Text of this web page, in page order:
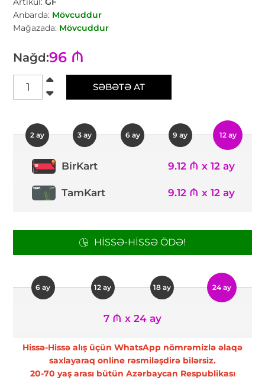
Anbarda: Mövcuddur
Mağazada: Mövcuddur
Nağd:96 ₼
SƏBƏTƏ AT
2 ay 3 ay 6 ay 9 ay 12 ay
BirKart 9.12 ₼ x 12 ay
TamKart 9.12 ₼ x 12 ay
HISSƏ-HISSƏ ÖDƏ!
6 ay 12 ay 18 ay 24 ay
7 ₼ x 24 ay
Hissə-Hissə alış üçün WhatsApp nömrəmizlə əlaqə
saxlayaraq online rəsmiləşdirə bilərsiz.
20-70 yaş arası bütün Azərbaycan Respublikası